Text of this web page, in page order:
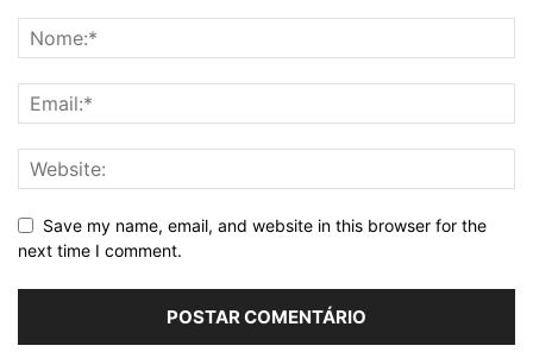
Save my name, email, and website in this browser for the
next time I comment.